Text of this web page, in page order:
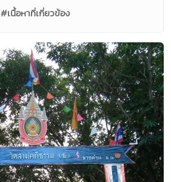
#เนื้อหาที่เกี่ยวข้อง